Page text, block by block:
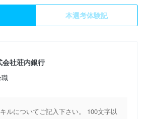
本選考体験記
会社荘内銀行
ルについてご記入下さい。 100文字以